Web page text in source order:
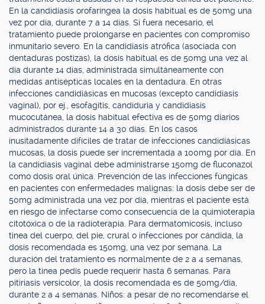
En la candidiasis orofaríngea la dosis habitual es de 50mg una
vez por día, durante 7 a 14 días. Si fuera necesario, el
tratamiento puede prolongarse en pacientes con compromiso
inmunitario severo. En la candidiasis atrófica (asociada con
dentaduras postizas), la dosis habitual es de 50mg una vez al
día durante 14 días, administrada simultáneamente con
medidas antisépticas locales en la dentadura. En otras
infecciones candidiásicas en mucosas (excepto candidiasis
vaginal), por ej., esofagitis, candiduria y candidiasis
mucocutánea, la dosis habitual efectiva es de 50mg diarios
administrados durante 14 a 30 días. En los casos
inusitadamente difíciles de tratar de infecciones candidiásicas
mucosas, la dosis puede ser incrementada a 100mg por día. En
la candidiasis vaginal debe administrarse 150mg de fluconazol
como dosis oral única. Prevención de las infecciones fúngicas
en pacientes con enfermedades malignas: la dosis debe ser de
50mg administrada una vez por día, mientras el paciente está
en riesgo de infectarse como consecuencia de la quimioterapia
citotóxica o de la radioterapia. Para dermatomicosis, incluso
tinea del cuerpo, del pie, crural o infecciones por cándida, la
dosis recomendada es 150mg, una vez por semana. La
duración del tratamiento es normalmente de 2 a 4 semanas,
pero la tinea pedis puede requerir hasta 6 semanas. Para
pitiriasis versicolor, la dosis recomendada es de 50mg/día,
durante 2 a 4 semanas. Niños: a pesar de no recomendarse el